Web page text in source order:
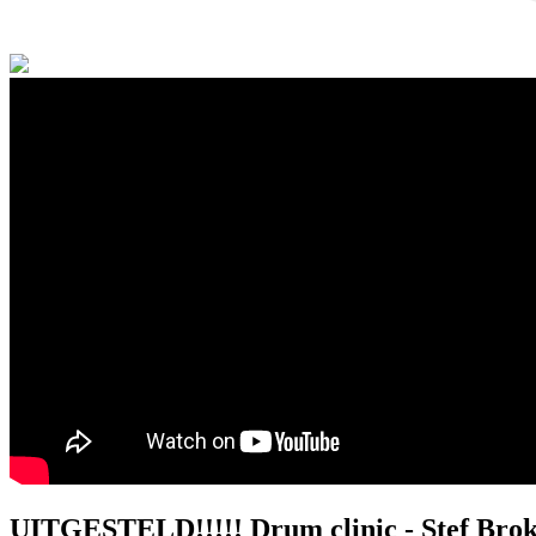
UITGESTELD!!!!! Drum clinic - Stef